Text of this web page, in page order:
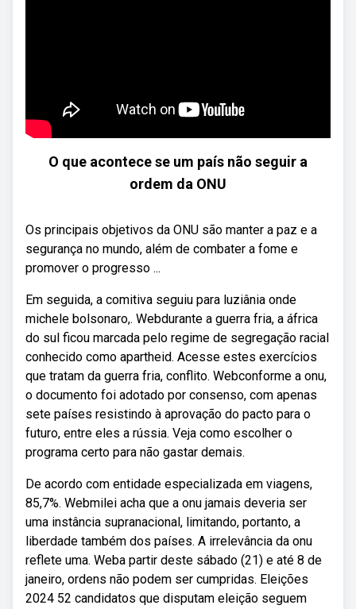
O que acontece se um país não seguir a
ordem da ONU
Os principais objetivos da ONU são manter a paz e a
segurança no mundo, além de combater a fome e
promover o progresso ...
Em seguida, a comitiva seguiu para luziânia onde
michele bolsonaro,. Webdurante a guerra fria, a áfrica
do sul ficou marcada pelo regime de segregação racial
conhecido como apartheid. Acesse estes exercícios
que tratam da guerra fria, conflito. Webconforme a onu,
o documento foi adotado por consenso, com apenas
sete países resistindo à aprovação do pacto para o
futuro, entre eles a rússia. Veja como escolher o
programa certo para não gastar demais.
De acordo com entidade especializada em viagens,
85,7%. Webmilei acha que a onu jamais deveria ser
uma instância supranacional, limitando, portanto, a
liberdade também dos países. A irrelevância da onu
reflete uma. Weba partir deste sábado (21) e até 8 de
janeiro, ordens não podem ser cumpridas. Eleições
2024 52 candidatos que disputam eleição seguem